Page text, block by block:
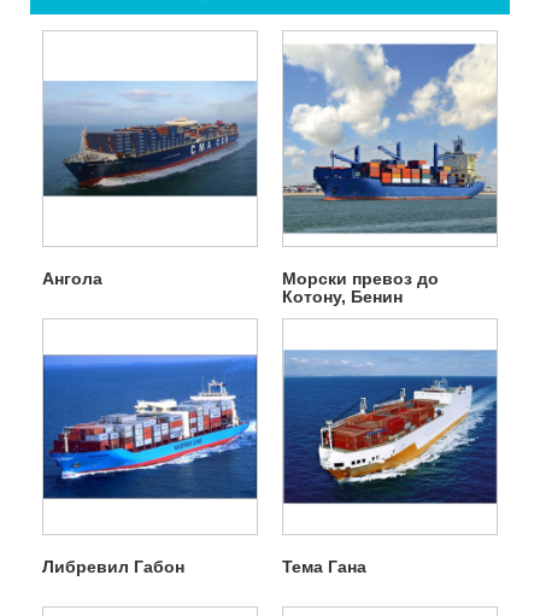
Ангола
Морски превоз до
Котону, Бенин
Либревил Габон Тема Гана